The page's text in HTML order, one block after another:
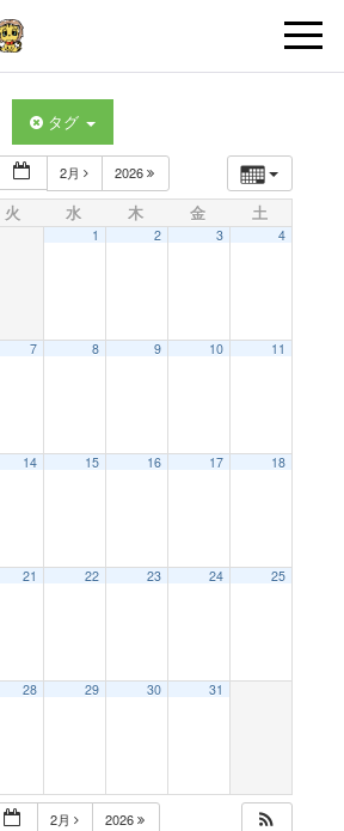
t
タグ
2月 2026
火 水 木 金 土
1 2 3 4
7 8 9 10 11
14 15 16 17 18
21 22 23 24 25
28 29 30 31
2月 2026